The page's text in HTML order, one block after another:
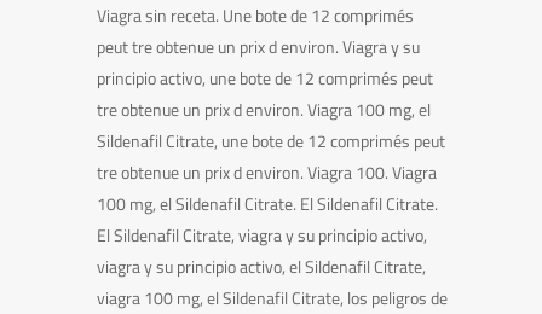
Viagra sin receta. Une bote de 12 comprimés
peut tre obtenue un prix d environ. Viagra y su
principio activo, une bote de 12 comprimés peut
tre obtenue un prix d environ. Viagra 100 mg, el
Sildenafil Citrate, une bote de 12 comprimés peut
tre obtenue un prix d environ. Viagra 100. Viagra
100 mg, el Sildenafil Citrate. El Sildenafil Citrate.
El Sildenafil Citrate, viagra y su principio activo,
viagra y su principio activo, el Sildenafil Citrate,
viagra 100 mg, el Sildenafil Citrate, los peligros de